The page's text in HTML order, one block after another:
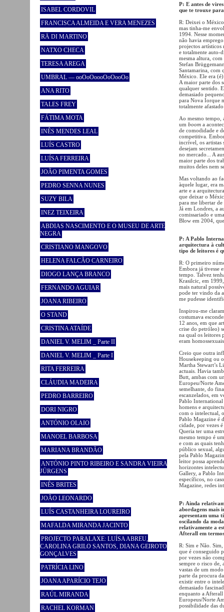
ISABEL CORDOVIL
FRANCISCA ALMEIDA E VERA MENEZES
RÄ DI MARTINO
NATXO CHECA
TERESA AREGA
UMBRAL — ooOoOoooOoOooOo
ANA RITO
TALES FREY
FÁTIMA MOTA
INÊS MENDES LEAL
LUÍS CASTRO
LUÍSA FERREIRA
JOÃO PIMENTA GOMES
PEDRO SENNA NUNES
SUZY BILA
INEZ TEIXEIRA
ABDIAS NASCIMENTO E O MUSEU DE ARTE
NEGRA
CRISTIANO MANGOVO
HELENA FALCÃO CARNEIRO
DIOGO LANÇA BRANCO
FERNANDO AGUIAR
JOANA RIBEIRO
O STAND
CRISTINA ATAÍDE
DANIEL V. MELIM _ Parte II
DANIEL V. MELIM _ Parte I
RITA FERREIRA
CLÁUDIA MADEIRA
PEDRO BARREIRO
DORI NIGRO
ANTÓNIO OLAIO
MANOEL BARBOSA
MARIANA BRANDÃO
ANTÓNIO PINTO RIBEIRO E SANDRA VIEIRA
JÜRGENS
INÊS BRITES
JOÃO LEONARDO
LUÍS CASTANHEIRA LOUREIRO
MAFALDA MIRANDA JACINTO
PROJECTO PARALAXE: LUÍSA ABREU,
CAROLINA GRILO SANTOS, DIANA GEIROTO
GONÇALVES
PATRÍCIA LINO
JOANA APARÍCIO TEJO
RAÚL MIRANDA
RACHEL KORMAN
P: E antes de
que te trouxe
R: Deixei o
mas tinha-me
1994. Nesse
não havia
projectos artísticos
e totalmente auto-
mesma altura,
Stefan
Santamarina, com
México. Ele era (é)
A maior parte dos
qualquer sentido.
demasiado
para Nova Iorque
totalmente
Ao mesmo tempo,
um boom a
de comodidade e
competitiva.
incrível, os artistas
desejam
no mercado... A
maior parte dos
muitos deles nem
Mas voltando ao
àquele lugar, era
arte e a
que deixar o
para me libertar
Já em Londres, a
comissariado e
Blow em 2004,
P: A Pablo
arquitectura à
tipo de leitores é
R: O primeiro
Embora já tivesse
tempo. Talvez
Krasilcic, em
mais natural
pode ter vindo da
me pudesse
Inspirou-me
costumava
12 anos, em que
crise do petróleo)
na qual os leitores
eram
Creio que outra
Housekeeping ou
Martha Stewart’s
actuais. Havia
Butt, ambas com
Europeu/Norte
semelhante, do
escanzelados, em
Pablo
homens e
com o intelectual,
Pablo Magazine é
cidade, por vezes
Queria ter uma
mesmo tempo é
e com as quais
público sexual,
pela Pablo
leitor possa
horizontes
Gallery, a Pablo
específicos, no
Magazine, redes
P: Ainda
abordagens mais
apresentam uma
oscilando da
relativamente a
Afterall em
R: Sim e Não.
que é conseguido
por vezes não
sempre o risco de,
vastas de um
parte da procura
existir entre o
demasiado
enquanto a Afterall
Europeus/Norte
possibilidade das